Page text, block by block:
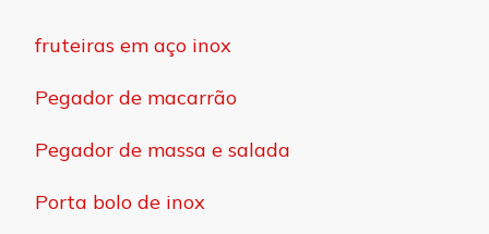
fruteiras em aço inox
Pegador de macarrão
Pegador de massa e salada
Porta bolo de inox